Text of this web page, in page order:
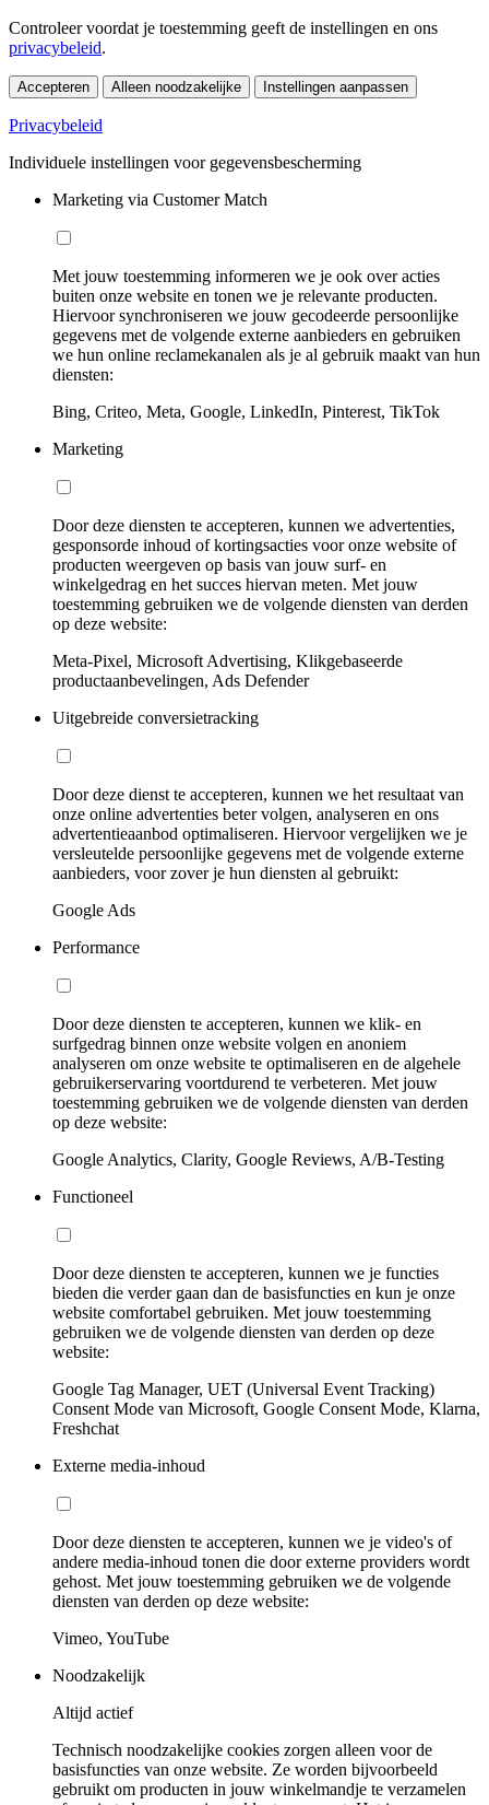
Controleer voordat je toestemming geeft de instellingen en ons
privacybeleid.
Accepteren Alleen noodzakelijke Instellingen aanpassen
Privacybeleid
Individuele instellingen voor gegevensbescherming
Marketing via Customer Match
Met jouw toestemming informeren we je ook over acties
buiten onze website en tonen we je relevante producten.
Hiervoor synchroniseren we jouw gecodeerde persoonlijke
gegevens met de volgende externe aanbieders en gebruiken
we hun online reclamekanalen als je al gebruik maakt van hun
diensten:
Bing, Criteo, Meta, Google, LinkedIn, Pinterest, TikTok
Marketing
Door deze diensten te accepteren, kunnen we advertenties,
gesponsorde inhoud of kortingsacties voor onze website of
producten weergeven op basis van jouw surf- en
winkelgedrag en het succes hiervan meten. Met jouw
toestemming gebruiken we de volgende diensten van derden
op deze website:
Meta-Pixel, Microsoft Advertising, Klikgebaseerde
productaanbevelingen, Ads Defender
Uitgebreide conversietracking
Door deze dienst te accepteren, kunnen we het resultaat van
onze online advertenties beter volgen, analyseren en ons
advertentieaanbod optimaliseren. Hiervoor vergelijken we je
versleutelde persoonlijke gegevens met de volgende externe
aanbieders, voor zover je hun diensten al gebruikt:
Google Ads
Performance
Door deze diensten te accepteren, kunnen we klik- en
surfgedrag binnen onze website volgen en anoniem
analyseren om onze website te optimaliseren en de algehele
gebruikerservaring voortdurend te verbeteren. Met jouw
toestemming gebruiken we de volgende diensten van derden
op deze website:
Google Analytics, Clarity, Google Reviews, A/B-Testing
Functioneel
Door deze diensten te accepteren, kunnen we je functies
bieden die verder gaan dan de basisfuncties en kun je onze
website comfortabel gebruiken. Met jouw toestemming
gebruiken we de volgende diensten van derden op deze
website:
Google Tag Manager, UET (Universal Event Tracking)
Consent Mode van Microsoft, Google Consent Mode, Klarna,
Freshchat
Externe media-inhoud
Door deze diensten te accepteren, kunnen we je video's of
andere media-inhoud tonen die door externe providers wordt
gehost. Met jouw toestemming gebruiken we de volgende
diensten van derden op deze website:
Vimeo, YouTube
Noodzakelijk
Altijd actief
Technisch noodzakelijke cookies zorgen alleen voor de
basisfuncties van onze website. Ze worden bijvoorbeeld
gebruikt om producten in jouw winkelmandje te verzamelen